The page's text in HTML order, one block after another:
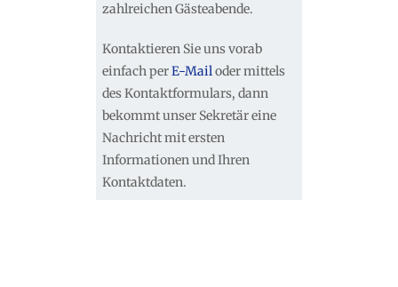
zahlreichen Gästeabende.
Kontaktieren Sie uns vorab
einfach perE-Mailoder mittels
des Kontaktformulars, dann
bekommt unser Sekretär eine
Nachricht mit ersten
Informationen und Ihren
Kontaktdaten.